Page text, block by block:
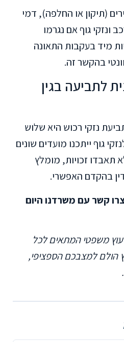
(תיקון או החלפה), דמי
גוף אם נגרמו
מיד בעקבות התאונה
בהקשר זה.
לתביעה בגין
נזקי רכוש היא שלוש
גוף ייתכנו מועדים שונים
תאבדו זכויות, מומלץ
בהקדם האפשרי.
קשר עם משרדנו היום
משפטי המתאים לכל
הולם למצבכם הספציפי,